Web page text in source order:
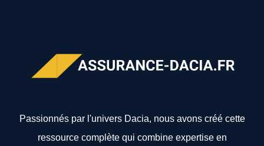
Passionnés par l'univers Dacia, nous avons créé cette
ressource complète qui combine expertise en